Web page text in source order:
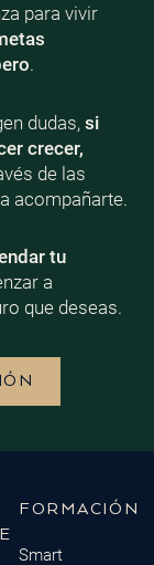
para vivir
.
dudas, si
crecer,
de las
acompañarte.
tu
a
que deseas.
FORMACIÓN
Smart